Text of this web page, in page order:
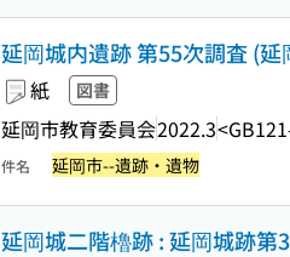
延岡城内遺跡 第55次調査 (
紙 図書
延岡市教育委員会2022.3
件名 延岡市--遺跡・遺物
延岡城二階櫓跡 : 延岡城跡第